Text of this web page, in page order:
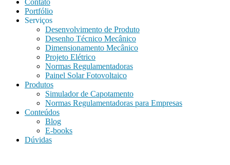
Contato
Portfólio
Serviços
Desenvolvimento de Produto
Desenho Técnico Mecânico
Dimensionamento Mecânico
Projeto Elétrico
Normas Regulamentadoras
Painel Solar Fotovoltaico
Produtos
Simulador de Capotamento
Normas Regulamentadoras para Empresas
Conteúdos
Blog
E-books
Dúvidas